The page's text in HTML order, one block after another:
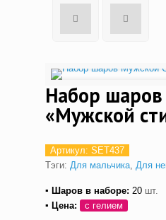
Набор шаров
«Мужской
Артикул: SET437
Тэги: Для мальчика, Для
▪ Шаров в наборе: 20 шт.
▪ Цена:
с гелием